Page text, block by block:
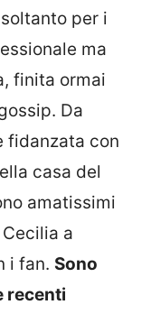
per i
ma
finita ormai
Da
fidanzata con
casa del
amatissimi
a
i fan. Sono
recenti